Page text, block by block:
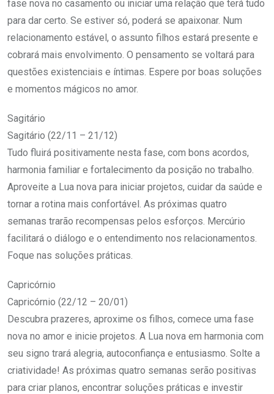
fase nova no casamento ou iniciar uma relação que terá tudo
para dar certo. Se estiver só, poderá se apaixonar. Num
relacionamento estável, o assunto filhos estará presente e
cobrará mais envolvimento. O pensamento se voltará para
questões existenciais e íntimas. Espere por boas soluções
e momentos mágicos no amor.
Sagitário
Sagitário (22/11 – 21/12)
Tudo fluirá positivamente nesta fase, com bons acordos,
harmonia familiar e fortalecimento da posição no trabalho.
Aproveite a Lua nova para iniciar projetos, cuidar da saúde e
tornar a rotina mais confortável. As próximas quatro
semanas trarão recompensas pelos esforços. Mercúrio
facilitará o diálogo e o entendimento nos relacionamentos.
Foque nas soluções práticas.
Capricórnio
Capricórnio (22/12 – 20/01)
Descubra prazeres, aproxime os filhos, comece uma fase
nova no amor e inicie projetos. A Lua nova em harmonia com
seu signo trará alegria, autoconfiança e entusiasmo. Solte a
criatividade! As próximas quatro semanas serão positivas
para criar planos, encontrar soluções práticas e investir